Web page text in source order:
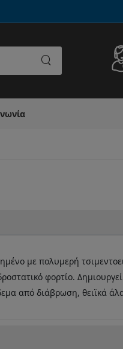
με πολυμερή
φορτίο.
από διάβρωση, θειϊκά